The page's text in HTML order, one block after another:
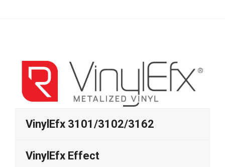
VinylEfx 3101/3102/3162
VinylEfx Effect